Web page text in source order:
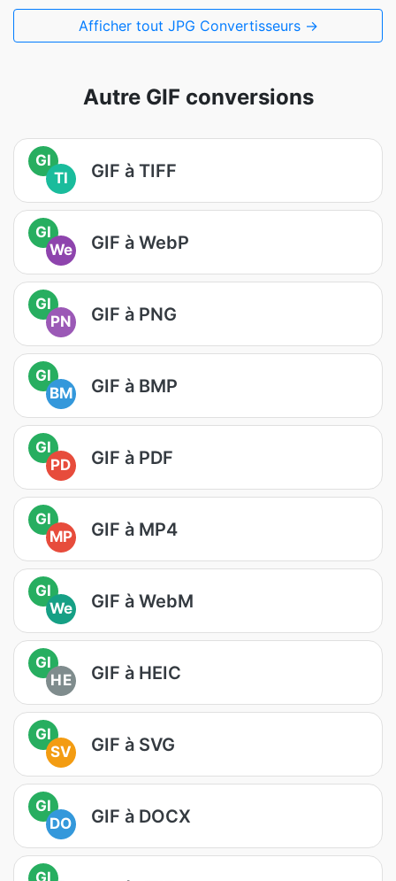
Afficher tout JPG Convertisseurs →
Autre GIF conversions
GI
TI
GIF à TIFF
GI
We
GIF à WebP
GI
PN
GIF à PNG
GI
BM
GIF à BMP
GI
PD
GIF à PDF
GI
MP
GIF à MP4
GI
We
GIF à WebM
GI
HE
GIF à HEIC
GI
SV
GIF à SVG
GI
DO
GIF à DOCX
GI